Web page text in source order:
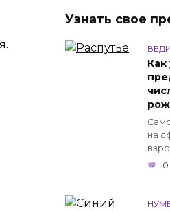
Узнать свое
Как
на
0